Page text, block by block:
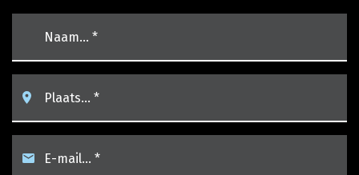
Plaats…